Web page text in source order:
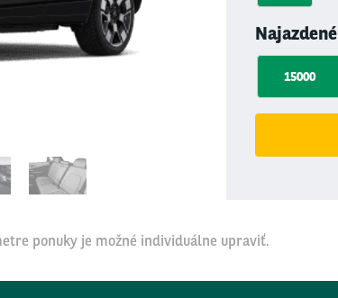
Najazdené
15000
ponuky je možné individuálne upraviť.